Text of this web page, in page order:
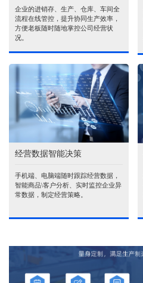
企业的进销存、生产、仓库、车间全
流程在线管控，提升协同生产效率，
方便老板随时随地掌控公司经营状
况。
经营数据智能决策
手机端、电脑端随时跟踪经营数据，
智能商品\客户分析、实时监控企业异
常数据，制定经营策略。